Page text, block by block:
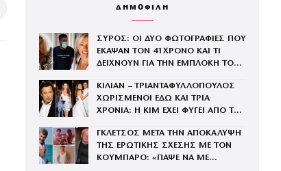
ΔΗΜΟΦΙΛΗ
ΣΥΡΟΣ: ΟΙ ΔΥΟ ΦΩΤΟΓΡΑΦΙΕΣ ΠΟΥ
ΕΚΑΨΑΝ ΤΟΝ 41ΧΡΟΝΟ ΚΑΙ ΤΙ
ΔΕΙΧΝΟΥΝ ΓΙΑ ΤΗΝ ΕΜΠΛΟΚΗ ΤΟΥ
ΚΙΛΙΑΝ – ΤΡΙΑΝΤΑΦΥΛΛΟΠΟΥΛΟΣ
ΧΩΡΙΣΜΕΝΟΙ ΕΔΩ ΚΑΙ ΤΡΙΑ
ΧΡΟΝΙΑ: Η ΚΙΜ ΕΧΕΙ ΦΥΓΕΙ ΑΠΟ ΤΟ
ΓΚΛΕΤΣΟΣ ΜΕΤΑ ΤΗΝ ΑΠΟΚΑΛΥΨΗ
ΤΗΣ ΕΡΩΤΙΚΗΣ ΣΧΕΣΗΣ ΜΕ ΤΟΝ
ΚΟΥΜΠΑΡΟ: «ΠΑΨΕ ΝΑ ΜΕ